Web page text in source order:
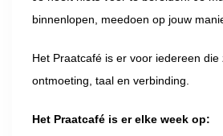
binnenlopen, meedoen op jouw
Het Praatcafé is er voor iedereen die
ontmoeting, taal en verbinding.
Het Praatcafé is er elke week op: